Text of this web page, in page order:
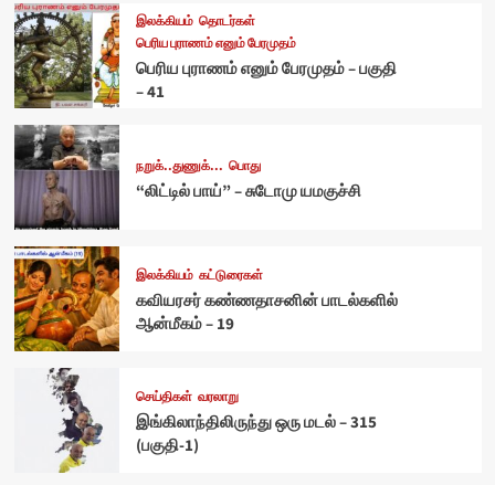
இலக்கியம் தொடர்கள்
பெரிய புராணம் எனும் பேரமுதம்
பெரிய புராணம் எனும் பேரமுதம் – பகுதி
– 41
நறுக்..துணுக்... பொது
“லிட்டில் பாய்” – சுடோமு யமகுச்சி
இலக்கியம் கட்டுரைகள்
கவியரசர் கண்ணதாசனின் பாடல்களில்
ஆன்மீகம் – 19
செய்திகள் வரலாறு
இங்கிலாந்திலிருந்து ஒரு மடல் – 315
(பகுதி-1)